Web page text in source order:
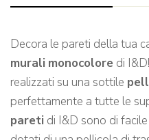
Decora le pareti della tua
murali monocolore di
realizzati su una sottile
perfettamente a tutte le
pareti di I&D sono di